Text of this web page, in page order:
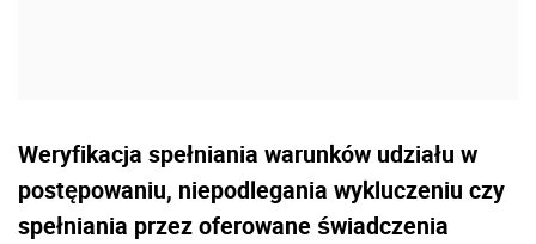
Weryfikacja spełniania warunków udziału w
postępowaniu, niepodlegania wykluczeniu czy
spełniania przez oferowane świadczenia